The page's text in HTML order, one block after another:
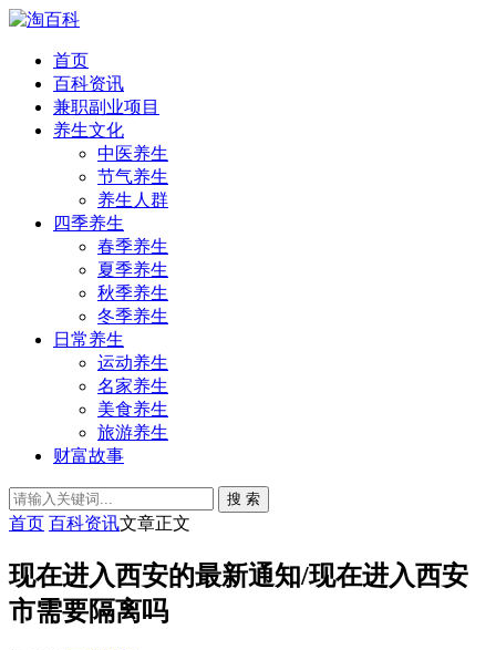
首页
百科资讯
兼职副业项目
养生文化
中医养生
节气养生
养生人群
四季养生
春季养生
夏季养生
秋季养生
冬季养生
日常养生
运动养生
名家养生
美食养生
旅游养生
财富故事
搜 索
首页 百科资讯文章正文
现在进入西安的最新通知/现在进入西安
市需要隔离吗